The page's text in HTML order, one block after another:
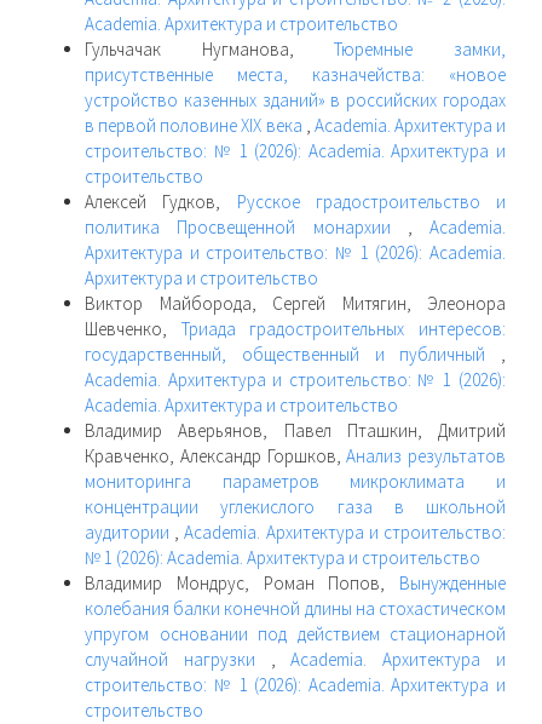
Academia. Архитектура и строительство
Гульчачак Нугманова,Тюремные замки,
присутственные места, казначейства: «новое
устройство казенных зданий» в российских городах
в первой половине XIX века , Academia. Архитектура и
строительство: № 1 (2026): Academia. Архитектура и
строительство
Алексей Гудков, Русское градостроительство и
политика Просвещенной монархии , Academia.
Архитектура и строительство: № 1 (2026): Academia.
Архитектура и строительство
Виктор Майборода, Сергей Митягин, Элеонора
Шевченко, Триада градостроительных интересов:
государственный, общественный и публичный ,
Academia. Архитектура и строительство: № 1 (2026):
Academia. Архитектура и строительство
Владимир Аверьянов, Павел Пташкин, Дмитрий
Кравченко, Александр Горшков,Анализ результатов
мониторинга параметров микроклимата и
концентрации углекислого газа в школьной
аудитории ,Academia. Архитектура и строительство:
№ 1 (2026): Academia. Архитектура и строительство
Владимир Мондрус, Роман Попов, Вынужденные
колебания балки конечной длины на стохастическом
упругом основании под действием стационарной
случайной нагрузки ,Academia. Архитектура и
строительство: № 1 (2026): Academia. Архитектура и
строительство